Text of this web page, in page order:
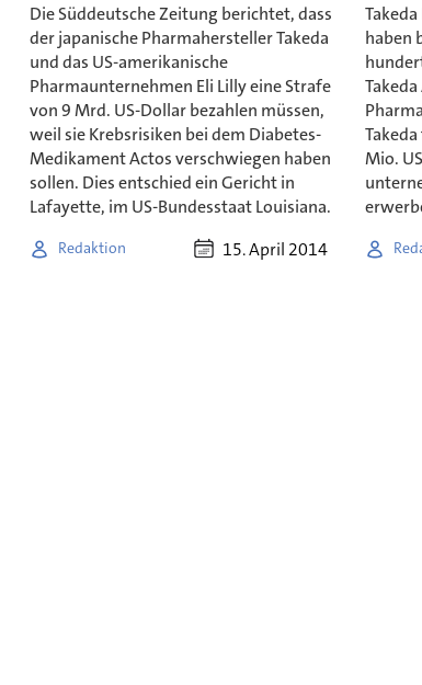
Die Süddeutsche Zeitung berichtet, dass
der japanische Pharmahersteller Takeda
und das US-amerikanische
Pharmaunternehmen Eli Lilly eine Strafe
von 9 Mrd. US-Dollar bezahlen müssen,
weil sie Krebsrisiken bei dem Diabetes-
Medikament Actos verschwiegen haben
sollen. Dies entschied ein Gericht in
Lafayette, im US-Bundesstaat Louisiana.
Redaktion 15. April 2014
haben
Mio.